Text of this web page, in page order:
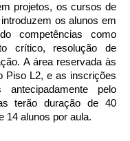
projetos, os cursos de
os alunos em
competências como
crítico, resolução de
A área reservada às
Piso L2, e as inscrições
pelo
terão duração de 40
14 alunos por aula.